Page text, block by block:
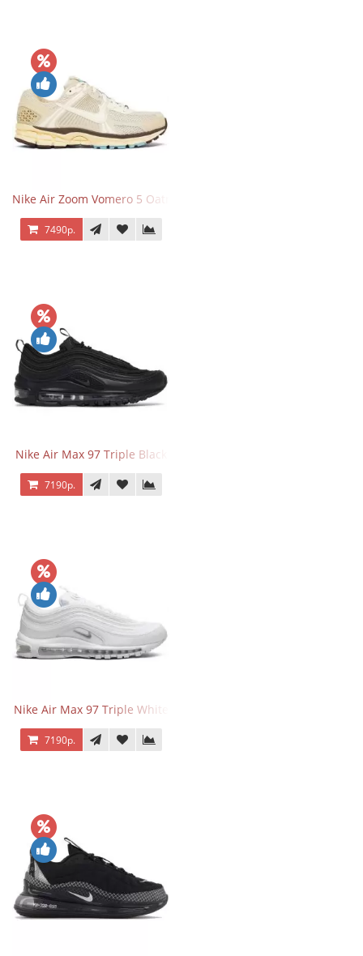
Nike Air Zoom Vomero 5 Oatmeal
7490р.
Nike Air Max 97 Triple Black
7190р.
Nike Air Max 97 Triple White
7190р.